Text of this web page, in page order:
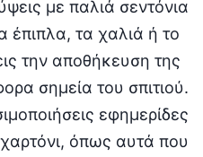
με παλιά σεντόνια
έπιπλα, τα χαλιά ή το
την αποθήκευση της
σημεία του σπιτιού.
εφημερίδες
όπως αυτά που